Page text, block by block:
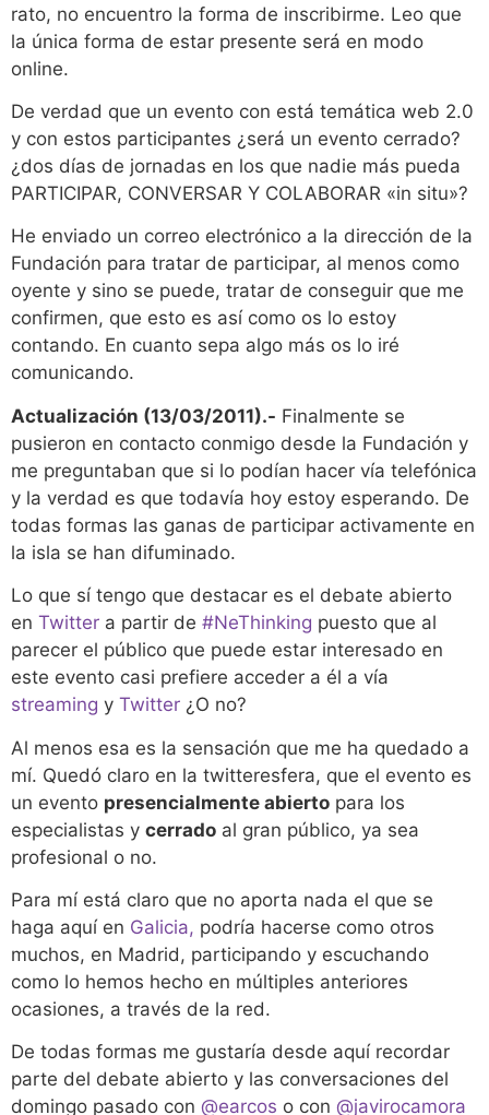
rato, no encuentro la forma de inscribirme. Leo que
la única forma de estar presente será en modo
online.
De verdad que un evento con está temática web 2.0
y con estos participantes ¿será un evento cerrado?
¿dos días de jornadas en los que nadie más pueda
PARTICIPAR, CONVERSAR Y COLABORAR «in situ»?
He enviado un correo electrónico a la dirección de la
Fundación para tratar de participar, al menos como
oyente y sino se puede, tratar de conseguir que me
confirmen, que esto es así como os lo estoy
contando. En cuanto sepa algo más os lo iré
comunicando.
Actualización (13/03/2011).- Finalmente se
pusieron en contacto conmigo desde la Fundación y
me preguntaban que si lo podían hacer vía telefónica
y la verdad es que todavía hoy estoy esperando. De
todas formas las ganas de participar activamente en
la isla se han difuminado.
Lo que sí tengo que destacar es el debate abierto
en Twitter a partir de #NeThinking puesto que al
parecer el público que puede estar interesado en
este evento casi prefiere acceder a él a vía
streaming y Twitter ¿O no?
Al menos esa es la sensación que me ha quedado a
mí. Quedó claro en la twitteresfera, que el evento es
un evento presencialmente abierto para los
especialistas y cerrado al gran público, ya sea
profesional o no.
Para mí está claro que no aporta nada el que se
haga aquí en Galicia, podría hacerse como otros
muchos, en Madrid, participando y escuchando
como lo hemos hecho en múltiples anteriores
ocasiones, a través de la red.
De todas formas me gustaría desde aquí recordar
parte del debate abierto y las conversaciones del
domingo pasado con @earcos o con @javirocamora